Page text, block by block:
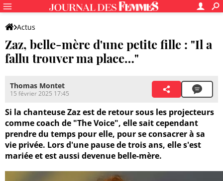
Actus
Zaz, belle-mère d'une petite fille : "Il a
fallu trouver ma place…"
Thomas Montet
15 février 2025 17:45
Si la chanteuse Zaz est de retour sous les projecteurs
comme coach de "The Voice", elle sait cependant
prendre du temps pour elle, pour se consacrer à sa
vie privée. Lors d'une pause de trois ans, elle s'est
mariée et est aussi devenue belle-mère.